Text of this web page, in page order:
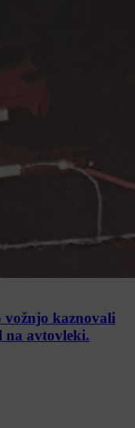
vožnjo kaznovali
na avtovleki.